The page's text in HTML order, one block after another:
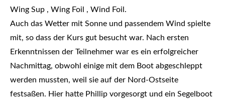
Wing Sup , Wing Foil , Wind Foil.
Auch das Wetter mit Sonne und passendem Wind spielte
mit, so dass der Kurs gut besucht war. Nach ersten
Erkenntnissen der Teilnehmer war es ein erfolgreicher
Nachmittag, obwohl einige mit dem Boot abgeschleppt
werden mussten, weil sie auf der Nord-Ostseite
festsaßen. Hier hatte Phillip vorgesorgt und ein Segelboot